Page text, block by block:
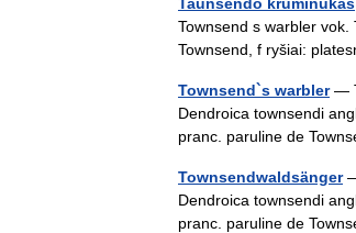
Townsend s warbler
Townsend, f ryšiai:
Townsend`s warbler—
Dendroica townsendi
pranc. paruline de
Townsendwaldsänger—
Dendroica townsendi
pranc. paruline de